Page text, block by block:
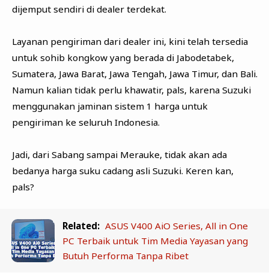
dijemput sendiri di dealer terdekat.
Layanan pengiriman dari dealer ini, kini telah tersedia
untuk sohib kongkow yang berada di Jabodetabek,
Sumatera, Jawa Barat, Jawa Tengah, Jawa Timur, dan Bali.
Namun kalian tidak perlu khawatir, pals, karena Suzuki
menggunakan jaminan sistem 1 harga untuk
pengiriman ke seluruh Indonesia.
Jadi, dari Sabang sampai Merauke, tidak akan ada
bedanya harga suku cadang asli Suzuki. Keren kan,
pals?
Related: ASUS V400 AiO Series, All in One
PC Terbaik untuk Tim Media Yayasan yang
Butuh Performa Tanpa Ribet